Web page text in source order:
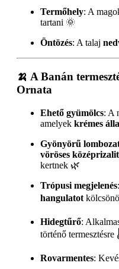
Termőhely: A
tartani 🌞
Öntözés: A talaj
🍌 A Banán
Ornata
Ehető gyümölcs: A
amelyek krémes
Gyönyörű
vöröses középrizalit
kertnek 🌿
Trópusi megjelenés
hangulatot
Hidegtűrő:
történő termesztésre
Rovarmentes: